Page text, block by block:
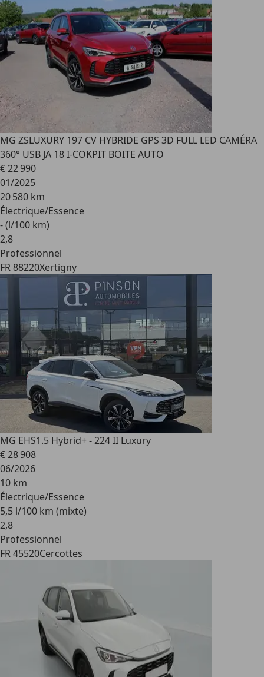
MG ZSLUXURY 197 CV HYBRIDE GPS 3D FULL LED CAMÉRA
360° USB JA 18 I-COKPIT BOITE AUTO
€ 22 990
01/2025
20 580 km
Électrique/Essence
- (l/100 km)
2,8
Professionnel
FR 88220Xertigny
MG EHS1.5 Hybrid+ - 224 II Luxury
€ 28 908
06/2026
10 km
Électrique/Essence
5,5 l/100 km (mixte)
2,8
Professionnel
FR 45520Cercottes